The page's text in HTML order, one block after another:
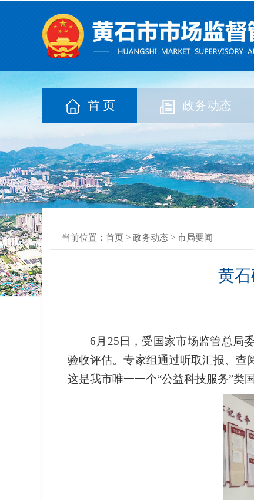
首 页 政务动态
当前位置： 首页 > 政务动态 > 市局要闻
黄
6月25日，受国家市场监管总局
验收评估。专家组通过听取汇报、查
这是我市唯一一个“公益科技服务”类